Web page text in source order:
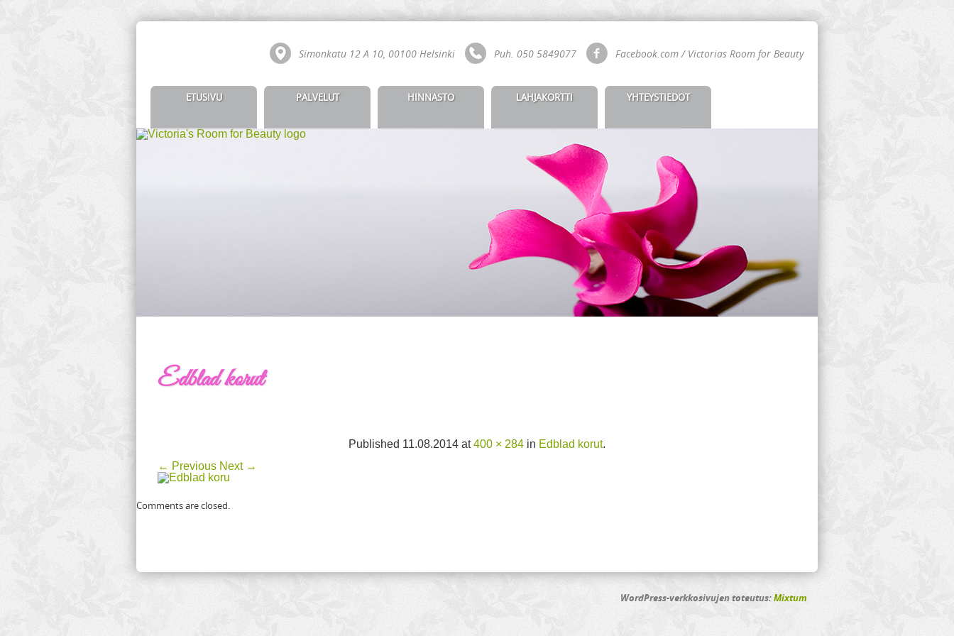
Simonkatu 12 A 10, 00100 Helsinki Puh. 050 5849077 Facebook.com / Victorias Room for Beauty
ETUSIVU PALVELUT HINNASTO LAHJAKORTTI YHTEYSTIEDOT
Edblad korut
Published 11.08.2014 at400 × 284 in Edblad korut.
← Previous Next →
Comments are closed.
WordPress-verkkosivujen toteutus:Mixtum